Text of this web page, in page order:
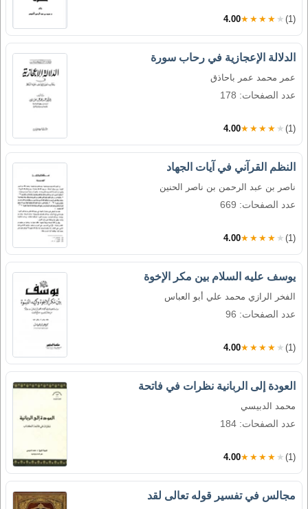
4.00★★★★★ (1)
الدلالة الإعجازية في رحاب سورة
عمر محمد عمر باحاذق
عدد الصفحات: 178
4.00★★★★★ (1)
النظم القرآني في آيات الجهاد
ناصر بن عبد الرحمن بن ناصر الحنين
عدد الصفحات: 669
4.00★★★★★ (1)
يوسف عليه السلام بين مكر الإخوة
الفخر الرازي محمد علي أبو العباس
عدد الصفحات: 96
4.00★★★★★ (1)
العودة إلى الربانية نظرات في فاتحة
محمد الدبيسي
عدد الصفحات: 184
4.00★★★★★ (1)
مجالس في تفسير قوله تعالى لقد